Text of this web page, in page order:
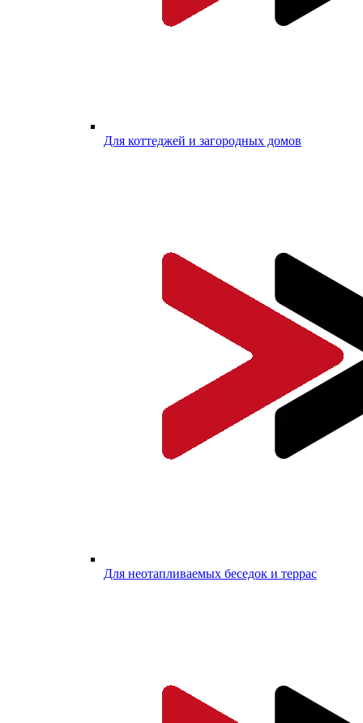
Для коттеджей и загородных домов
Для неотапливаемых беседок и террас